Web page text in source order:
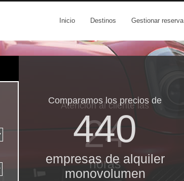
Inicio Destinos Gestionar reserva
Comparamos los precios de
440
empresas de alquiler
monovolumen
Atención al cliente las
24
horas